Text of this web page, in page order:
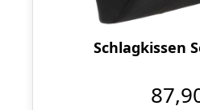
Schlagkissen